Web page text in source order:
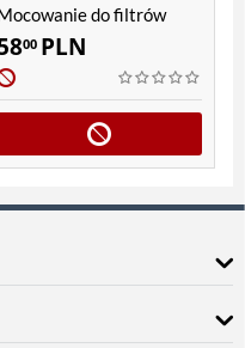
do filtrów
NW 18, NW 25,
32, TIO
00 PLN